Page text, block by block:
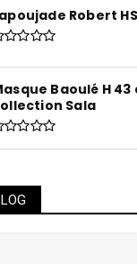
Robert
Baoulé H
Sala